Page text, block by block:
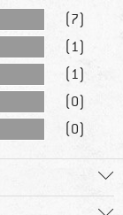
(7)
(1)
(1)
(0)
(0)